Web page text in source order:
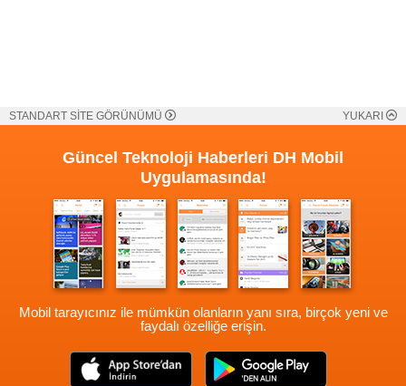
STANDART SİTE GÖRÜNÜMÜ YUKARI
Güncel Teknoloji Haberleri DH Mobil
Uygulamasında!
Mobil tarayıcınız ile mümkün olanların yanı sıra, birçok yeni ve
faydalı özelliğe erişin.